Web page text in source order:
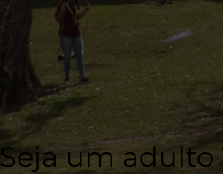
Seja um adulto